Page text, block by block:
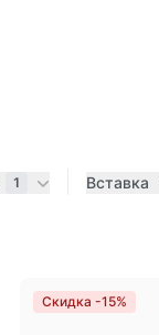
1 Вставка
Скидка -15%